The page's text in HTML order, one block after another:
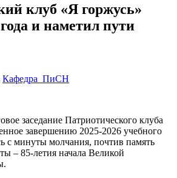
клуб «Я горжусь»
и наметил пути
Кафедра_ПиСН
заседание Патриотического клуба
завершению 2025-2026 учебного
с минуты молчания, почтив память
– 85-летия начала Великой